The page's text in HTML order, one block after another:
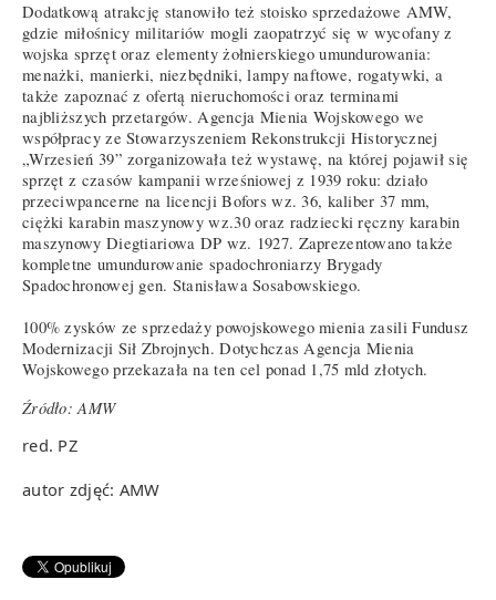
Dodatkową atrakcję stanowiło też stoisko sprzedażowe AMW,
gdzie miłośnicy militariów mogli zaopatrzyć się w wycofany z
wojska sprzęt oraz elementy żołnierskiego umundurowania:
menażki, manierki, niezbędniki, lampy naftowe, rogatywki, a
także zapoznać z ofertą nieruchomości oraz terminami
najbliższych przetargów. Agencja Mienia Wojskowego we
współpracy ze Stowarzyszeniem Rekonstrukcji Historycznej
„Wrzesień 39” zorganizowała też wystawę, na której pojawił się
sprzęt z czasów kampanii wrześniowej z 1939 roku: działo
przeciwpancerne na licencji Bofors wz. 36, kaliber 37 mm,
ciężki karabin maszynowy wz.30 oraz radziecki ręczny karabin
maszynowy Diegtiariowa DP wz. 1927. Zaprezentowano także
kompletne umundurowanie spadochroniarzy Brygady
Spadochronowej gen. Stanisława Sosabowskiego.
100% zysków ze sprzedaży powojskowego mienia zasili Fundusz
Modernizacji Sił Zbrojnych. Dotychczas Agencja Mienia
Wojskowego przekazała na ten cel ponad 1,75 mld złotych.
Źródło: AMW
red. PZ
autor zdjęć: AMW